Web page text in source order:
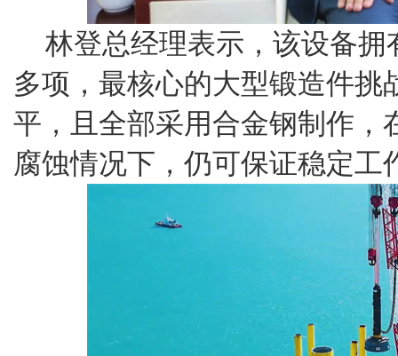
林登总经理表示，该设备
多项，最核心的大型锻造件挑
平，且全部采用合金钢制作，
腐蚀情况下，仍可保证稳定工